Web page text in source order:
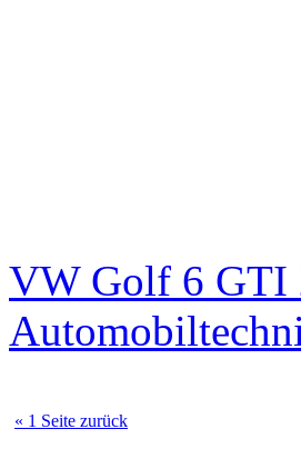
VW Golf 6 GTI
« 1 Seite zurück